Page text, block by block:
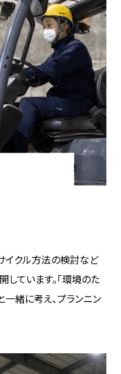
イクル方法の検討など
ています。「環境のた
緒に考え、プランニン